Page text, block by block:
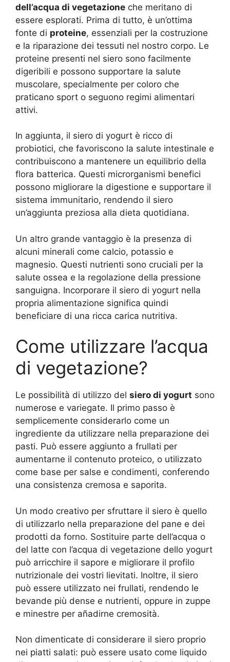
dell’acqua di vegetazione che meritano di
essere esplorati. Prima di tutto, è un’ottima
fonte di proteine, essenziali per la costruzione
e la riparazione dei tessuti nel nostro corpo. Le
proteine presenti nel siero sono facilmente
digeribili e possono supportare la salute
muscolare, specialmente per coloro che
praticano sport o seguono regimi alimentari
attivi.
In aggiunta, il siero di yogurt è ricco di
probiotici, che favoriscono la salute intestinale e
contribuiscono a mantenere un equilibrio della
flora batterica. Questi microrganismi benefici
possono migliorare la digestione e supportare il
sistema immunitario, rendendo il siero
un’aggiunta preziosa alla dieta quotidiana.
Un altro grande vantaggio è la presenza di
alcuni minerali come calcio, potassio e
magnesio. Questi nutrienti sono cruciali per la
salute ossea e la regolazione della pressione
sanguigna. Incorporare il siero di yogurt nella
propria alimentazione significa quindi
beneficiare di una ricca carica nutritiva.
Come utilizzare l’acqua
di vegetazione?
Le possibilità di utilizzo del siero di yogurt sono
numerose e variegate. Il primo passo è
semplicemente considerarlo come un
ingrediente da utilizzare nella preparazione dei
pasti. Può essere aggiunto a frullati per
aumentarne il contenuto proteico, o utilizzato
come base per salse e condimenti, conferendo
una consistenza cremosa e saporita.
Un modo creativo per sfruttare il siero è quello
di utilizzarlo nella preparazione del pane e dei
prodotti da forno. Sostituire parte dell’acqua o
del latte con l’acqua di vegetazione dello yogurt
può arricchire il sapore e migliorare il profilo
nutrizionale dei vostri lievitati. Inoltre, il siero
può essere utilizzato nei frullati, rendendo le
bevande più dense e nutrienti, oppure in zuppe
e minestre per añadirne cremosità.
Non dimenticate di considerare il siero proprio
nei piatti salati: può essere usato come liquido